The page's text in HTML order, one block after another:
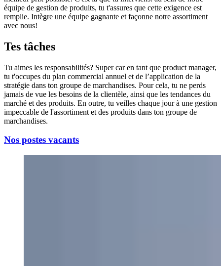
équipe de gestion de produits, tu t'assures que cette exigence est
remplie. Intègre une équipe gagnante et façonne notre assortiment
avec nous!
Tes tâches
Tu aimes les responsabilités? Super car en tant que product manager,
tu t'occupes du plan commercial annuel et de l’application de la
stratégie dans ton groupe de marchandises. Pour cela, tu ne perds
jamais de vue les besoins de la clientèle, ainsi que les tendances du
marché et des produits. En outre, tu veilles chaque jour à une gestion
impeccable de l'assortiment et des produits dans ton groupe de
marchandises.
Nos postes vacants